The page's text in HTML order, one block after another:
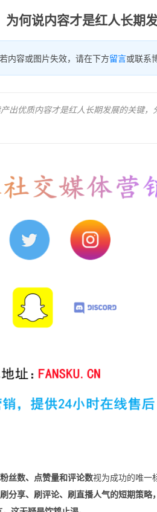
何说内容才是红人长期
内容或图片失效，请在下方留言或联系
出优质内容才是红人长期发展的关键，
粉丝数、点赞量和评论数视为成功的唯一
刷分享、刷评论、刷直播人气的短期策